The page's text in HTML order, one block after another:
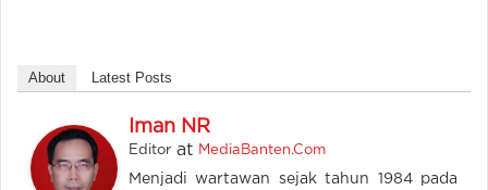
About Latest Posts
Iman NR
Editor at MediaBanten.Com
Menjadi wartawan sejak tahun 1984 pada